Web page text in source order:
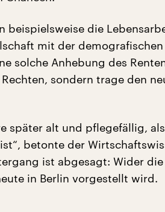
beispielsweise die
mit der
solche Anhebung des
sondern trage den
später alt und pflegefällig,
betonte der
ist abgesagt: Wider
in Berlin vorgestellt wird.